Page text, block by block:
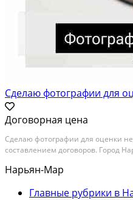
Сделаю фотографии для
Договорная цена
Сделаю фотографии для оценки
составлением договоров. Город
Нарьян-Мар
Главные рубрики в